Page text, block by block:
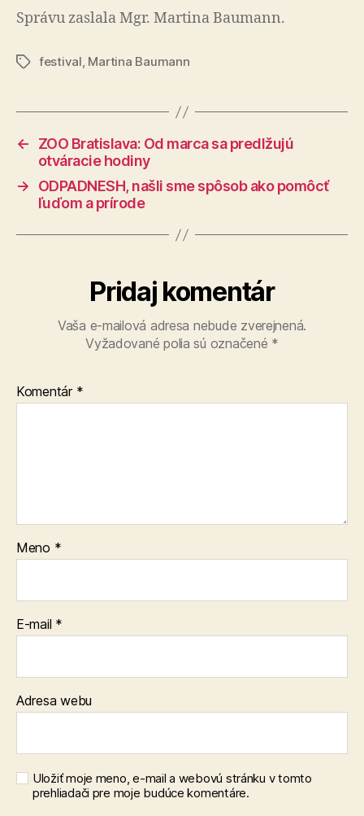
Správu zaslala Mgr. Martina Baumann.
Značkyfestival, Martina Baumann
←
ZOO Bratislava: Od marca sa predlžujú
otváracie hodiny
→
ODPADNESH, našli sme spôsob ako pomôcť
ľuďom a prírode
Pridaj komentár
Vaša e-mailová adresa nebude zverejnená.
Vyžadované polia sú označené *
Komentár *
Meno *
E-mail *
Adresa webu
Uložiť moje meno, e-mail a webovú stránku v tomto
prehliadači pre moje budúce komentáre.